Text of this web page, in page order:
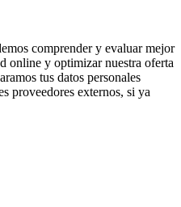
comprender y evaluar mejor
online y optimizar nuestra oferta
tus datos personales
proveedores externos, si ya